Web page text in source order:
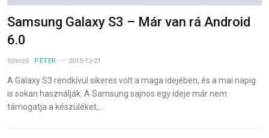
Samsung Galaxy S3 – Már van rá Android
6.0
Szerző: PÉTER 2015-12-21
A Galaxy S3 rendkívül sikeres volt a maga idejében, és a mai napig
is sokan használják. A Samsung sajnos egy ideje már nem
támogatja a készüléket,…